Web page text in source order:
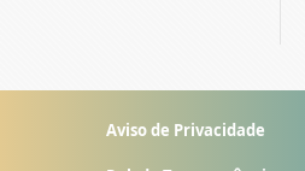
Aviso de Privacidade